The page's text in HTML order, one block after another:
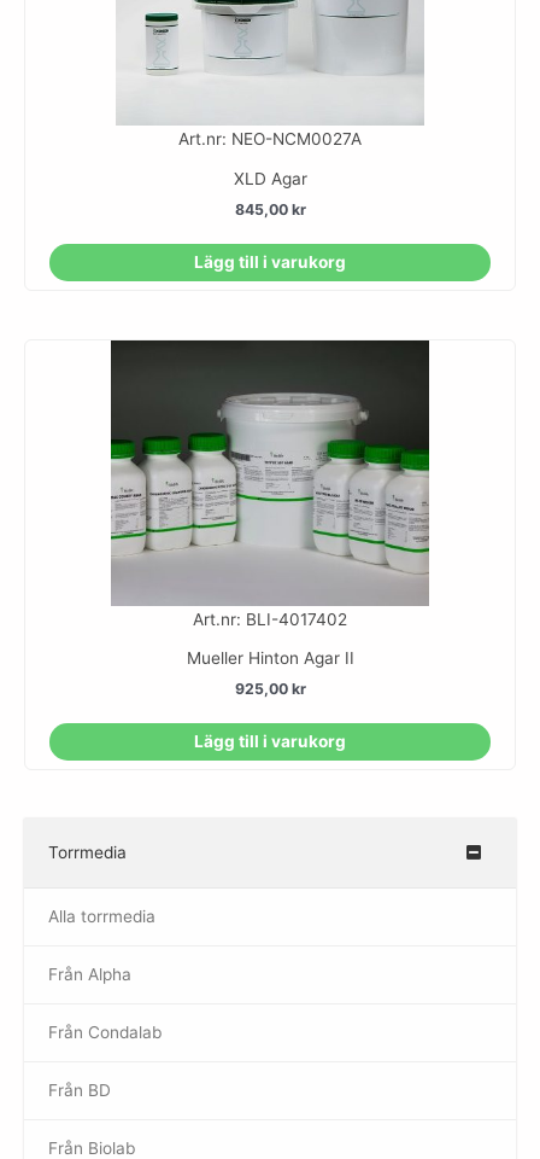
Art.nr: NEO-NCM0027A
XLD Agar
845,00 kr
Lägg till i varukorg
Art.nr: BLI-4017402
Mueller Hinton Agar II
925,00 kr
Lägg till i varukorg
Torrmedia
–
Alla torrmedia
Från Alpha
–
Från Condalab
Från BD
Från Biolab
–